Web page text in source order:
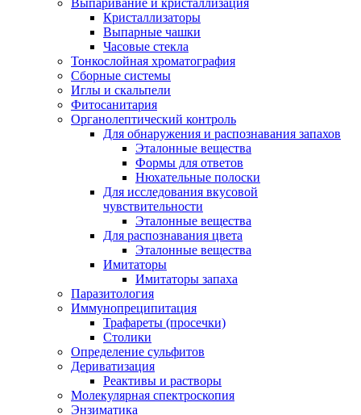
Выпаривание и кристаллизация
Кристаллизаторы
Выпарные чашки
Часовые стекла
Тонкослойная хроматография
Сборные системы
Иглы и скальпели
Фитосанитария
Органолептический контроль
Для обнаружения и распознавания запахов
Эталонные вещества
Формы для ответов
Нюхательные полоски
Для исследования вкусовой
чувствительности
Эталонные вещества
Для распознавания цвета
Эталонные вещества
Имитаторы
Имитаторы запаха
Паразитология
Иммунопреципитация
Трафареты (просечки)
Столики
Определение сульфитов
Дериватизация
Реактивы и растворы
Молекулярная спектроскопия
Энзиматика